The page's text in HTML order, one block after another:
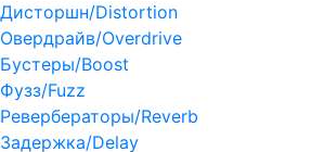
Дисторшн/Distortion
Овердрайв/Overdrive
Бустеры/Boost
Фузз/Fuzz
Ревербераторы/Reverb
Задержка/Delay